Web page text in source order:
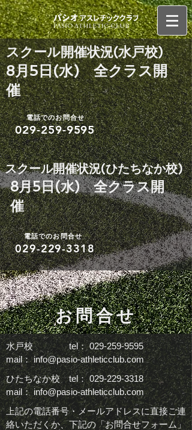
​スクール開催状況(水戸校)
8月5日(水) 全クラス開
催
電話でのお問合せ
029-259-9595
​スクール開催状況(ひたちなか校)
8月5日(水) 全クラス開
催
電話でのお問合せ
​029-229-3318
お問合せ
​水戸校 tel：029-259-9595
mail：info@pasio-athleticclub.com
​ひたちなか校 tel： 029-229-3318
mail：info@pasio-athleticclub.com
上記の電話番号・メールアドレスに直接ご連
絡いただくか、下記の「お問合せフォーム」